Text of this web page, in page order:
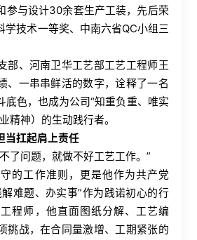
参与设计30余套生产工装，先后荣
学技术一等奖、中南六省QC小组三
部、河南卫华工艺部工艺工程师王
、一串串鲜活的数字，诠释了一名
底色，也成为公司“知重负重、唯实
精神）的生动践行者。
当扛起肩上责任
了问题，就做不好工艺工作。”
的工作准则，更是他作为共产党
难题、办实事”作为践诺初心的行
程师，他直面图纸分解、工艺编
挑战，在合同量激增、工期紧张的